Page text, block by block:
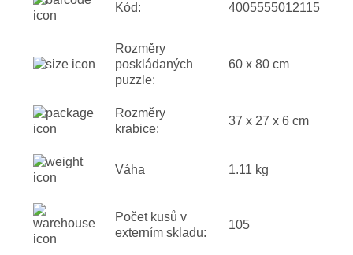
Kód: 4005555012115
Rozměry
poskládaných
puzzle:
60 x 80 cm
Rozměry
krabice:
37 x 27 x 6 cm
Váha 1.11 kg
Počet kusů v
externím skladu:
105